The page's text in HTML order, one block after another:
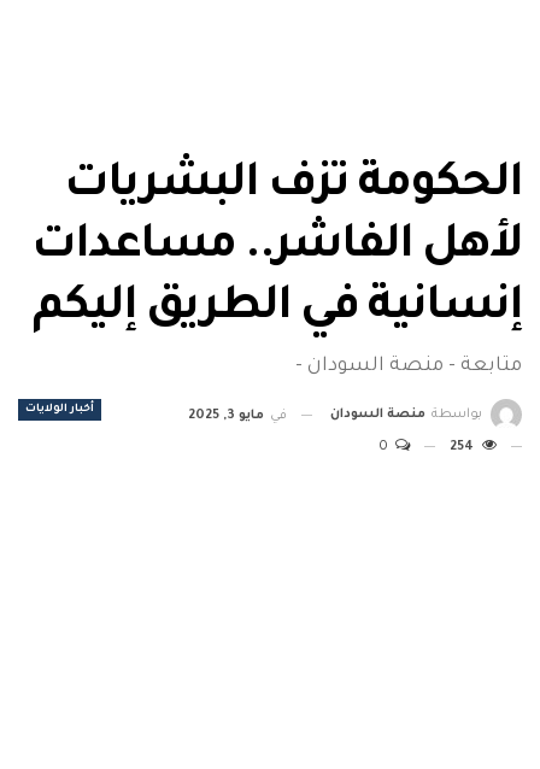
الحكومة تزف البشريات
لأهل الفاشر.. مساعدات
إنسانية في الطريق إليكم
متابعة - منصة السودان -
أخبار الولايات بواسطة منصة السودان في مايو 3, 2025
254